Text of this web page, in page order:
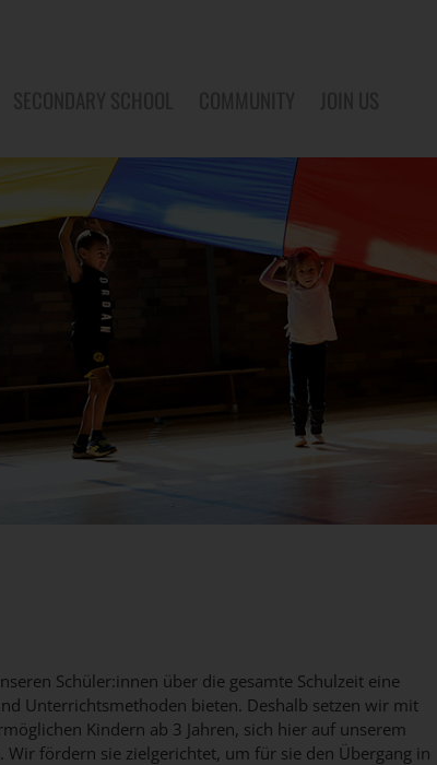
Schüler:innen über die gesamte Schulzeit eine
Unterrichtsmethoden bieten. Deshalb setzen wir mit
Kindern ab 3 Jahren, sich hier auf unserem
fördern sie zielgerichtet, um für sie den Übergang in